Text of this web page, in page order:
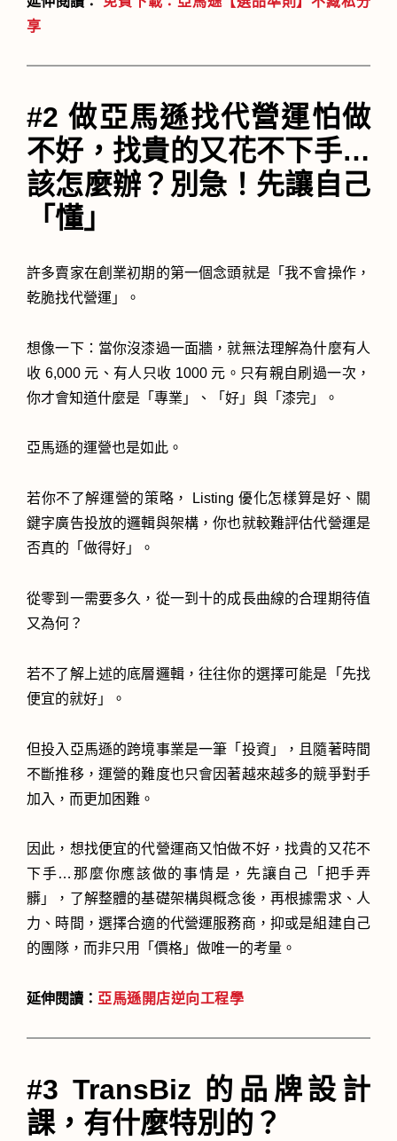
享
#2 做亞馬遜找代營運怕做
不好，找貴的又花不下手…
該怎麼辦？別急！先讓自己
「懂」
許多賣家在創業初期的第一個念頭就是「我不會操作，
乾脆找代營運」。
想像一下：當你沒漆過一面牆，就無法理解為什麼有人
收 6,000 元、有人只收 1000 元。只有親自刷過一次，
你才會知道什麼是「專業」、「好」與「漆完」。
亞馬遜的運營也是如此。
若你不了解運營的策略， Listing 優化怎樣算是好、關
鍵字廣告投放的邏輯與架構，你也就較難評估代營運是
否真的「做得好」。
從零到一需要多久，從一到十的成長曲線的合理期待值
又為何？
若不了解上述的底層邏輯，往往你的選擇可能是「先找
便宜的就好」。
但投入亞馬遜的跨境事業是一筆「投資」，且隨著時間
不斷推移，運營的難度也只會因著越來越多的競爭對手
加入，而更加困難。
因此，想找便宜的代營運商又怕做不好，找貴的又花不
下手…那麼你應該做的事情是，先讓自己「把手弄
髒」，了解整體的基礎架構與概念後，再根據需求、人
力、時間，選擇合適的代營運服務商，抑或是組建自己
的團隊，而非只用「價格」做唯一的考量。
延伸閱讀： 亞馬遜開店逆向工程學
#3 TransBiz 的品牌設計
課，有什麼特別的？